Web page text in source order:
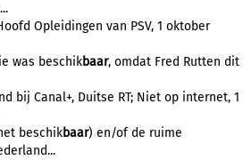
Opleidingen van PSV, 1 oktober
was beschikbaar, omdat Fred Rutten dit
bij Canal+, Duitse RT; Niet op internet, 1
beschikbaar) en/of de ruime